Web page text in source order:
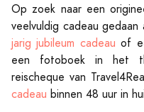
Op zoek naar een
veelvuldig cadeau gedaan
jarig jubileum cadeau of
een fotoboek in het
reischeque van
cadeau binnen 48 uur in